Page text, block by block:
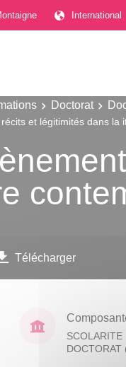
International
Doctorat
et légitimités dans la
Télécharger
SCOLARITE
DOCTORAT